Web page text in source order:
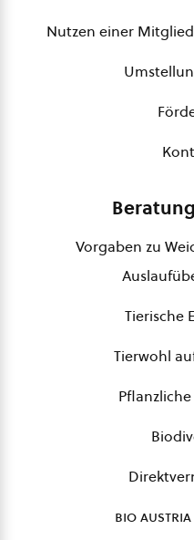
Nutzen einer
Vorgaben zu
Tierische
Tierwohl
bio austria